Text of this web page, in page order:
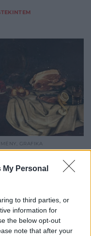
Personal
to third parties, or
information for
the below opt-out
note that after your
GRAFIKA
tétel:
Árpád (1883-
Csendélet
vászon, 67,5*84 cm, j.j.l.:
Árpád, sérült
50 000